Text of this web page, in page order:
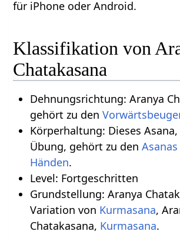
für iPhone oder Android.
Klassifikation von
Chatakasana
Dehnungsrichtung: Aranya
gehört zu den
Körperhaltung: Dieses Asana,
Übung, gehört zu den
.
Level: Fortgeschritten
Grundstellung: Aranya
Variation von Kurmasana,
Chatakasana, Kurmasana.